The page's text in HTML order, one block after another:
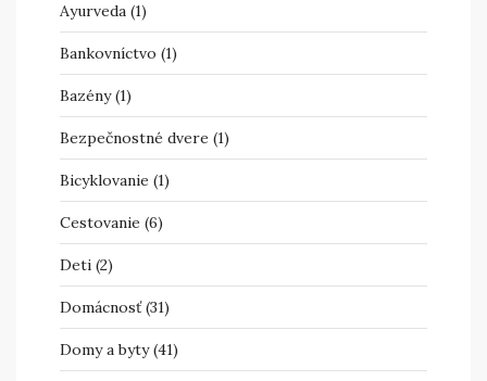
Ayurveda (1)
Bankovníctvo (1)
Bazény(1)
Bezpečnostné dvere (1)
Bicyklovanie (1)
Cestovanie (6)
Deti (2)
Domácnosť(31)
Domy a byty(41)